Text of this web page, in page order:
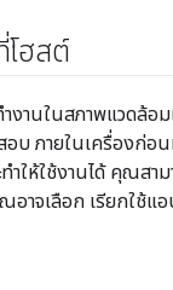
ฮสต์
งานในสภาพแวดล้
ภายในเครื่องก่อน
ำให้ใช้งานได้ คุณส
าจเลือก เรียกใช้แ